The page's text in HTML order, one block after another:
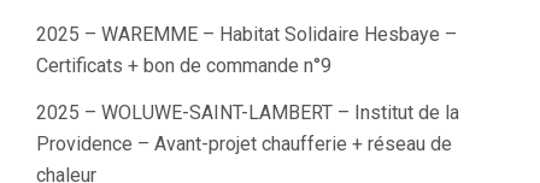
2025 – WAREMME – Habitat Solidaire Hesbaye –
Certificats + bon de commande n°9
2025 – WOLUWE-SAINT-LAMBERT – Institut de la
Providence – Avant-projet chaufferie + réseau de
chaleur